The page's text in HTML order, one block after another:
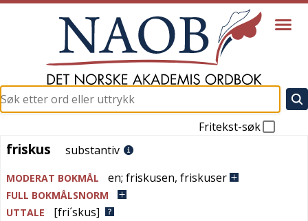
Fritekst-søk
friskus
friskus substantiv
MODERAT BOKMÅL en; friskusen, friskuser
FULL BOKMÅLSNORM
UTTALE
[fri´skus]